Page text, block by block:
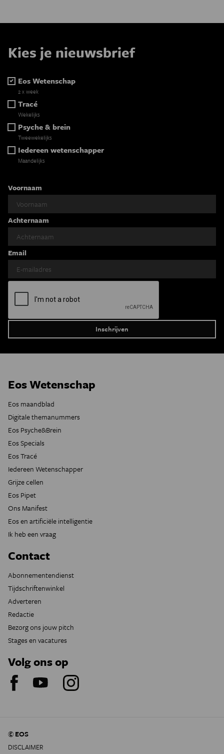
Kies je nieuwsbrief
Eos Wetenschap
2 x week
Tracé
Wekelijks
Psyche & brein
Tweewekelijks
Iedereen wetenschapper
Maandelijks
Voornaam
Achternaam
Email
Eos Wetenschap
Eos maandblad
Digitale themanummers
Eos Psyche&Brein
Eos Specials
Eos Tracé
Iedereen Wetenschapper
Grijze cellen
Eos Pipet
Ons Manifest
Eos en artificiële intelligentie
Ik heb een vraag
Contact
Abonnementendienst
Tijdschriftenwinkel
Adverteren
Redactie
Bezorg ons jouw pitch
Stages en vacatures
Volg ons op
© EOS
DISCLAIMER